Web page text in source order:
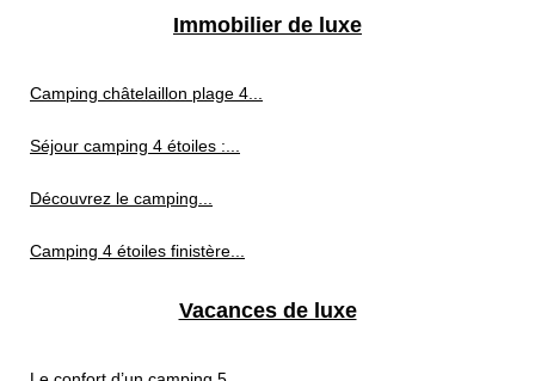
Immobilier de luxe
Camping châtelaillon plage 4...
Séjour camping 4 étoiles :...
Découvrez le camping...
Camping 4 étoiles finistère...
Vacances de luxe